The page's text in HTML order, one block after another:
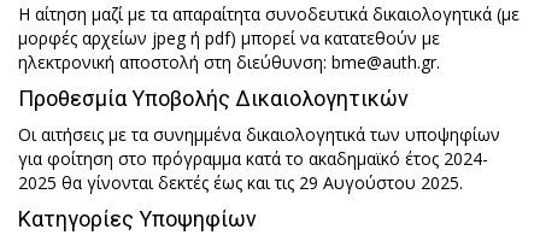
Η αίτηση μαζί με τα απαραίτητα συνοδευτικά δικαιολογητικά (με
μορφές αρχείων jpeg ή pdf) μπορεί να κατατεθούν με
ηλεκτρονική αποστολή στη διεύθυνση: bme@auth.gr.
Προθεσμία Υποβολής Δικαιολογητικών
Οι αιτήσεις με τα συνημμένα δικαιολογητικά των υποψηφίων
για φοίτηση στο πρόγραμμα κατά το ακαδημαϊκό έτος 2024-
2025 θα γίνονται δεκτές έως και τις 29 Αυγούστου 2025.
Κατηγορίες Υποψηφίων